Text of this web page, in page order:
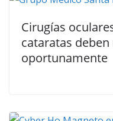
Cirugías
cataratas
oportunamente